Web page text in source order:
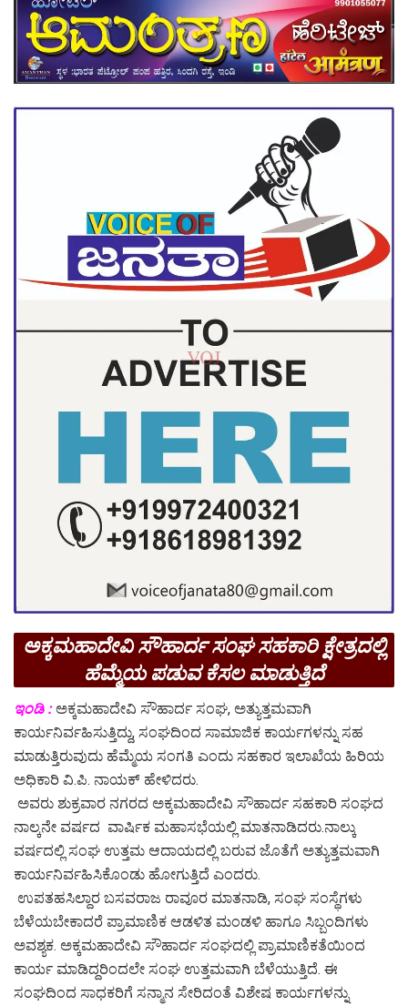
ಅಕ್ಕಮಹಾದೇವಿ ಸೌಹಾರ್ದ ಸಂಘ ಸಹಕಾರಿ ಕ್ಷೇತ್ರದಲ್ಲಿ
ಹೆಮ್ಮೆಯ ಪಡುವ ಕೆಸಲ ಮಾಡುತ್ತಿದೆ
ಇಂಡಿ : ಅಕ್ಕಮಹಾದೇವಿ ಸೌಹಾರ್ದ ಸಂಘ, ಅತ್ಯುತ್ತಮವಾಗಿ
ಕಾರ್ಯನಿರ್ವಹಿಸುತ್ತಿದ್ದು, ಸಂಘದಿಂದ ಸಾಮಾಜಿಕ ಕಾರ್ಯಗಳನ್ನು ಸಹ
ಮಾಡುತ್ತಿರುವುದು ಹೆಮ್ಮೆಯ ಸಂಗತಿ ಎಂದು ಸಹಕಾರ ಇಲಾಖೆಯ ಹಿರಿಯ
ಅಧಿಕಾರಿ ವಿ.ಪಿ. ನಾಯಕ್ ಹೇಳಿದರು.
ಅವರು ಶುಕ್ರವಾರ ನಗರದ ಅಕ್ಕಮಹಾದೇವಿ ಸೌಹಾರ್ದ ಸಹಕಾರಿ ಸಂಘದ
ನಾಲ್ಕನೇ ವರ್ಷದ ವಾರ್ಷಿಕ ಮಹಾಸಭೆಯಲ್ಲಿ ಮಾತನಾಡಿದರು.ನಾಲ್ಕು
ವರ್ಷದಲ್ಲಿ ಸಂಘ ಉತ್ತಮ ಆದಾಯದಲ್ಲಿ ಬರುವ ಜೊತೆಗೆ ಅತ್ಯುತ್ತಮವಾಗಿ
ಕಾರ್ಯನಿರ್ವಹಿಸಿಕೊಂಡು ಹೋಗುತ್ತಿದೆ ಎಂದರು.
ಉಪತಹಸಿಲ್ದಾರ ಬಸವರಾಜ ರಾವೂರ ಮಾತನಾಡಿ, ಸಂಘ ಸಂಸ್ಥೆಗಳು
ಬೆಳೆಯಬೇಕಾದರೆ ಪ್ರಾಮಾಣಿಕ ಆಡಳಿತ ಮಂಡಳಿ ಹಾಗೂ ಸಿಬ್ಬಂದಿಗಳು
ಅವಶ್ಯಕ. ಅಕ್ಕಮಹಾದೇವಿ ಸೌಹಾರ್ದ ಸಂಘದಲ್ಲಿ ಪ್ರಾಮಾಣಿಕತೆಯಿಂದ
ಕಾರ್ಯ ಮಾಡಿದ್ದರಿಂದಲೇ ಸಂಘ ಉತ್ತಮವಾಗಿ ಬೆಳೆಯುತ್ತಿದೆ. ಈ
ಸಂಘದಿಂದ ಸಾಧಕರಿಗೆ ಸನ್ಮಾನ ಸೇರಿದಂತೆ ವಿಶೇಷ ಕಾರ್ಯಗಳನ್ನು